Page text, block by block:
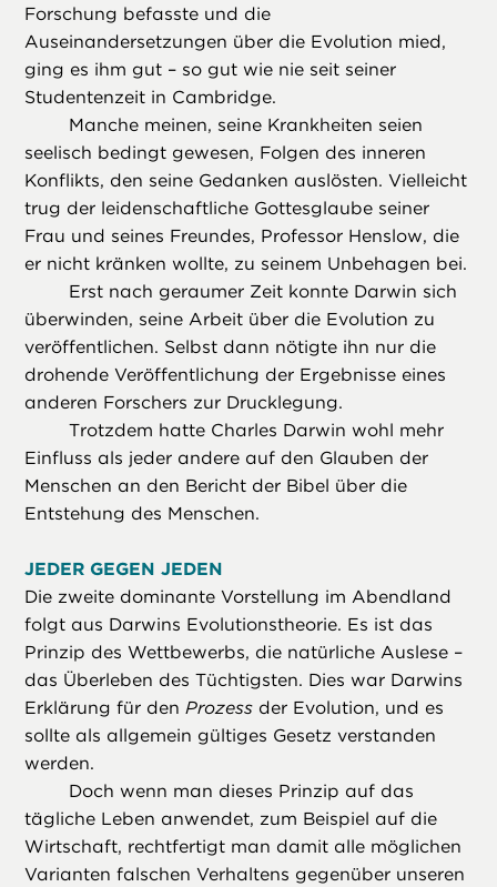
Forschung befasste und die
Auseinandersetzungen über die Evolution mied,
ging es ihm gut – so gut wie nie seit seiner
Studentenzeit in Cambridge.
Manche meinen, seine Krankheiten seien
seelisch bedingt gewesen, Folgen des inneren
Konflikts, den seine Gedanken auslösten. Vielleicht
trug der leidenschaftliche Gottesglaube seiner
Frau und seines Freundes, Professor Henslow, die
er nicht kränken wollte, zu seinem Unbehagen bei.
Erst nach geraumer Zeit konnte Darwin sich
überwinden, seine Arbeit über die Evolution zu
veröffentlichen. Selbst dann nötigte ihn nur die
drohende Veröffentlichung der Ergebnisse eines
anderen Forschers zur Drucklegung.
Trotzdem hatte Charles Darwin wohl mehr
Einfluss als jeder andere auf den Glauben der
Menschen an den Bericht der Bibel über die
Entstehung des Menschen.
JEDER GEGEN JEDEN
Die zweite dominante Vorstellung im Abendland
folgt aus Darwins Evolutionstheorie. Es ist das
Prinzip des Wettbewerbs, die natürliche Auslese –
das Überleben des Tüchtigsten. Dies war Darwins
Erklärung für denProzess der Evolution, und es
sollte als allgemein gültiges Gesetz verstanden
werden.
Doch wenn man dieses Prinzip auf das
tägliche Leben anwendet, zum Beispiel auf die
Wirtschaft, rechtfertigt man damit alle möglichen
Varianten falschen Verhaltens gegenüber unseren